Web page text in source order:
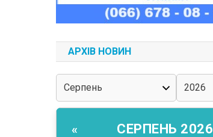
АРХІВ НОВИН
« СЕРПЕНЬ 2026